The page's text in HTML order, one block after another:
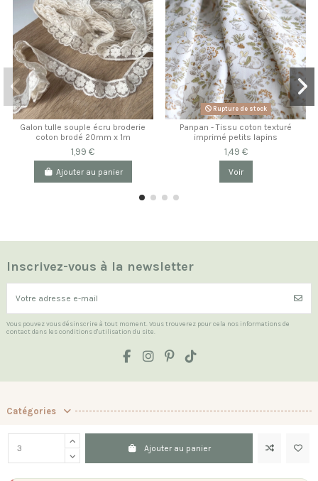
Ajouter au panier
Galon tulle souple écru broderie
coton brodé 20mm x 1m
1,99 €
Ajouter au panier
Rupture de stock
Panpan - Tissu coton texturé
imprimé petits lapins
1,49 €
Voir
Inscrivez-vous à la newsletter
Vous pouvez vous désinscrire à tout moment. Vous trouverez pour cela nos informations de
contact dans les conditions d'utilisation du site.
Catégories
Les Indispensables
La boutique